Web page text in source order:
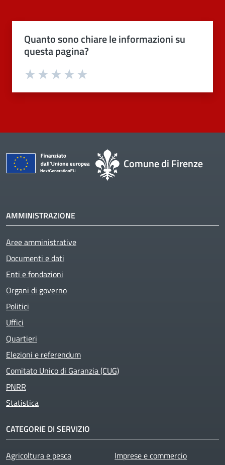
Quanto sono chiare le informazioni su
questa pagina?
Valuta 4 stelle su 5
Valuta 3 stelle su 5
Valuta 2 stelle su 5
Valuta 1 stelle su 5
Comune di Firenze
AMMINISTRAZIONE
Aree amministrative
Documenti e dati
Enti e fondazioni
Organi di governo
Politici
Uffici
Quartieri
Elezioni e referendum
Comitato Unico di Garanzia (CUG)
PNRR
Statistica
CATEGORIE DI SERVIZIO
Agricoltura e pesca
Imprese e commercio